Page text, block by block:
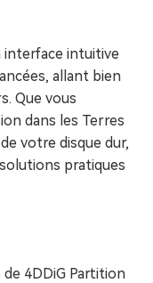
interface intuitive
allant bien
Que vous
dans les Terres
votre disque dur,
pratiques
4DDiG Partition